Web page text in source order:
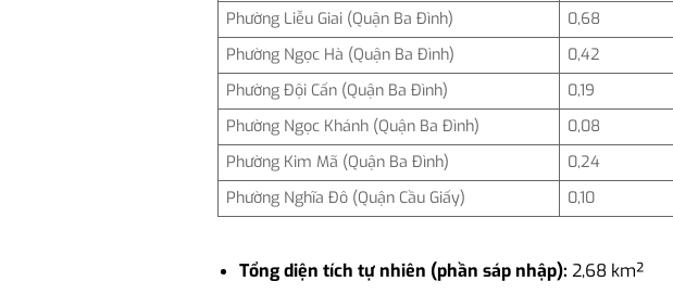
Phường Liễu Giai (Quận Ba Đình)
0,68
Phường Ngọc Hà (Quận Ba Đình)
0,42
Phường Đội Cấn (Quận Ba Đình)
0,19
Phường Ngọc Khánh (Quận Ba Đình)
0,08
Phường Kim Mã (Quận Ba Đình)
0,24
Phường Nghĩa Đô (Quận Cầu Giấy)
0,10
Tổng diện tích tự nhiên (phần sáp nhập): 2,68 km²